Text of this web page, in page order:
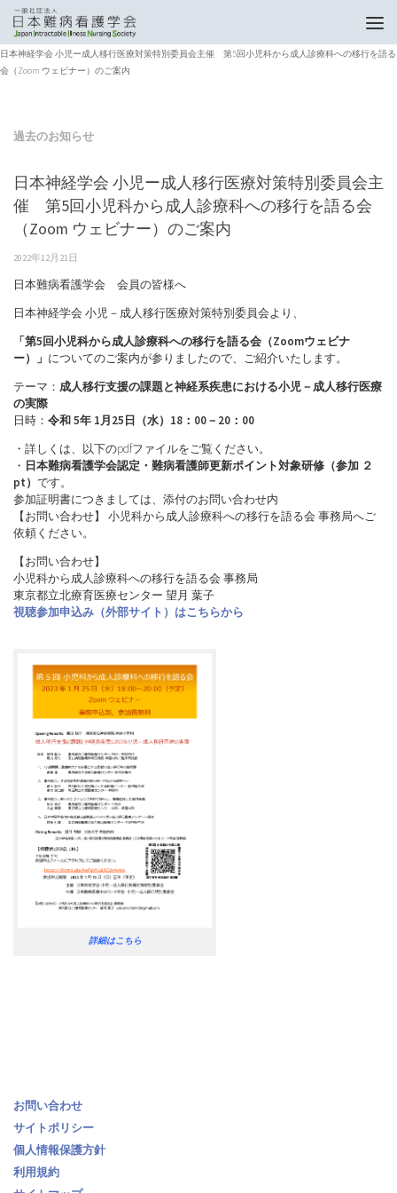
トップページ 過去のお知らせ
日本神経学会 小児ー成人移行医療対策特別委員会主催 第5回小児科から成人診療科への移行を語る
会（Zoom ウェビナー）のご案内
過去のお知らせ
日本神経学会 小児ー成人移行医療対策特別委員会主
催 第5回小児科から成人診療科への移行を語る会
（Zoom ウェビナー）のご案内
2022年12月21日
日本難病看護学会 会員の皆様へ
日本神経学会 小児－成人移行医療対策特別委員会より、
「第5回小児科から成人診療科への移行を語る会（Zoomウェビナ
ー）」 についてのご案内が参りましたので、ご紹介いたします。
テーマ： 成人移行支援の課題と神経系疾患における小児－成人移行医療
の実際
日時： 令和 5年 1月25日（水）18：00－20：00
・詳しくは、以下のpdfファイルをご覧ください。
・ 日本難病看護学会認定・難病看護師更新ポイント対象研修（参加 ２
pt） です。
参加証明書につきましては、添付のお問い合わせ内
【お問い合わせ】 小児科から成人診療科への移行を語る会 事務局へご
依頼ください。
【お問い合わせ】
小児科から成人診療科への移行を語る会 事務局
東京都立北療育医療センター 望月 葉子
視聴参加申込み（外部サイト）はこちらから
詳細はこちら
お問い合わせ
サイトポリシー
個人情報保護方針
利用規約